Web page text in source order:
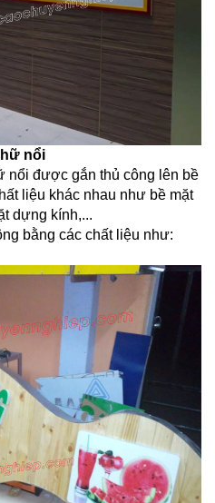
nổi
nổi được gắn thủ công lên bề
liệu khác nhau như bề mặt
dựng kính,...
bằng các chất liệu như: